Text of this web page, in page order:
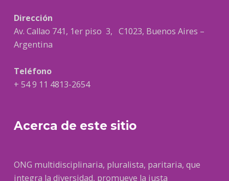
Dirección
Av. Callao 741, 1er piso 3, C1023, Buenos Aires –
Argentina
Teléfono
+ 54 9 11 4813-2654
Acerca de este sitio
ONG multidisciplinaria, pluralista, paritaria, que
integra la diversidad, promueve la justa